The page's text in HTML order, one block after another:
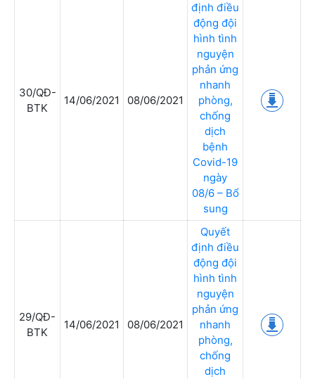
30/QĐ-
BTK
14/06/2021 08/06/2021
định điều
động đội
hình tình
nguyện
phản ứng
nhanh
phòng,
chống
dịch
bệnh
Covid-19
ngày
08/6 – Bổ
sung
29/QĐ-
BTK
14/06/2021 08/06/2021
Quyết
định điều
động đội
hình tình
nguyện
phản ứng
nhanh
phòng,
chống
dịch